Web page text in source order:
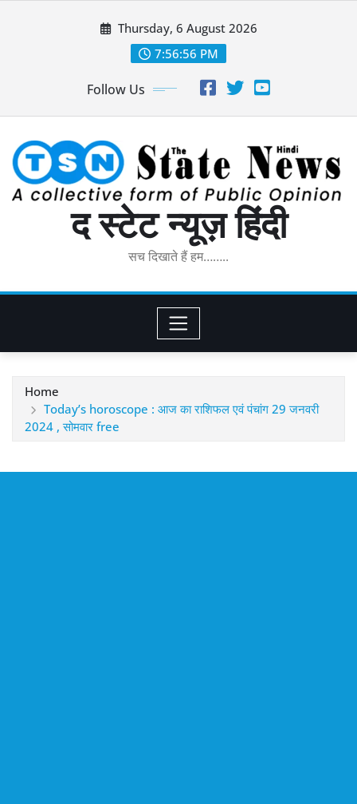
Thursday, 6 August 2026
7:56:57 PM
Follow Us
द स्टेट न्यूज़ हिंदी
सच दिखाते हैं हम……..
Home
Today’s horoscope : आज का राशिफल एवं पंचांग 29 जनवरी
2024 , सोमवार free